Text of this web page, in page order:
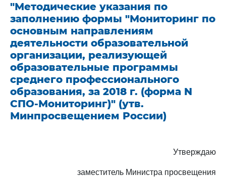
"Методические указания по
заполнению формы "Мониторинг по
основным направлениям
деятельности образовательной
организации, реализующей
образовательные программы
среднего профессионального
образования, за 2018 г. (форма N
СПО-Мониторинг)" (утв.
Минпросвещением России)
Утверждаю
заместитель Министра просвещения